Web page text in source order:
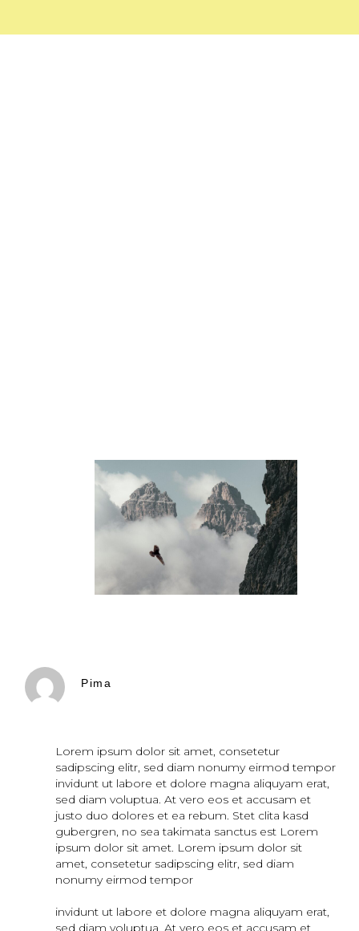
Pima
Lorem ipsum dolor sit amet, consetetur
sadipscing elitr, sed diam nonumy eirmod tempor
invidunt ut labore et dolore magna aliquyam erat,
sed diam voluptua. At vero eos et accusam et
justo duo dolores et ea rebum. Stet clita kasd
gubergren, no sea takimata sanctus est Lorem
ipsum dolor sit amet. Lorem ipsum dolor sit
amet, consetetur sadipscing elitr, sed diam
nonumy eirmod tempor
invidunt ut labore et dolore magna aliquyam erat,
sed diam voluptua. At vero eos et accusam et